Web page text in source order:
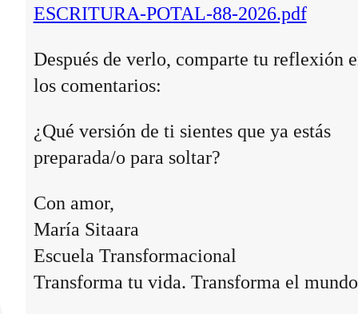
ESCRITURA-POTAL-88-2026.pdf
Después de verlo, comparte tu reflexión
los comentarios:
¿Qué versión de ti sientes que ya estás
preparada/o para soltar?
Con amor,
María Sitaara
Escuela Transformacional
Transforma tu vida. Transforma el